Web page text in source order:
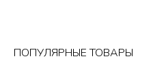
ПОПУЛЯРНЫЕ ТОВАРЫ